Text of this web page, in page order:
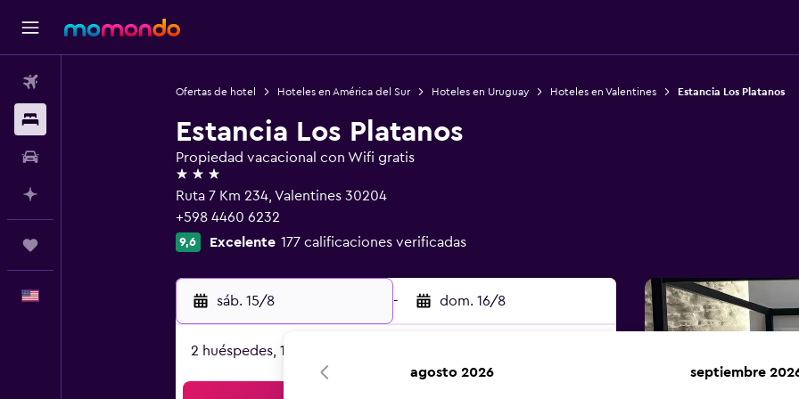
Ofertas de hotel Hoteles en América del Sur Hoteles en Uruguay Hoteles en Valentines Estancia Los Platanos
Estancia Los Platanos
Propiedad vacacional con Wifi gratis
3 estrellas
Ruta 7 Km 234, Valentines 30204
+598 4460 6232
9,6 Excelente 177 calificaciones verificadas
sáb. 15/8 - dom. 16/8
2 huéspedes, 1 habitación
agosto 2026 septiembre